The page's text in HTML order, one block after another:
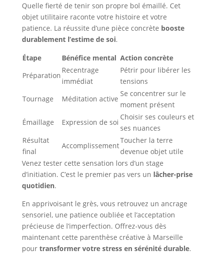
Quelle fierté de tenir son propre bol émaillé. Cet
objet utilitaire raconte votre histoire et votre
patience. La réussite d’une pièce concrète booste
durablement l’estime de soi.
Étape
Bénéfice mental Action concrète
Préparation
Recentrage
immédiat
Pétrir pour libérer les
tensions
Tournage
Méditation active
Se concentrer sur le
moment présent
Émaillage
Expression de soi
Choisir ses couleurs et
ses nuances
Résultat
final
Accomplissement
Toucher la terre
devenue objet utile
Venez tester cette sensation lors d’un stage
d’initiation. C’est le premier pas vers un lâcher-prise
quotidien.
En apprivoisant le grès, vous retrouvez un ancrage
sensoriel, une patience oubliée et l’acceptation
précieuse de l’imperfection. Offrez-vous dès
maintenant cette parenthèse créative à Marseille
pour transformer votre stress en sérénité durable.